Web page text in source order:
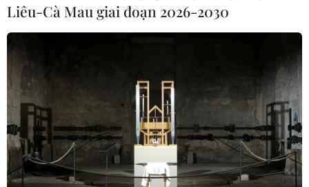
Liêu-Cà Mau giai đoạn 2026-2030